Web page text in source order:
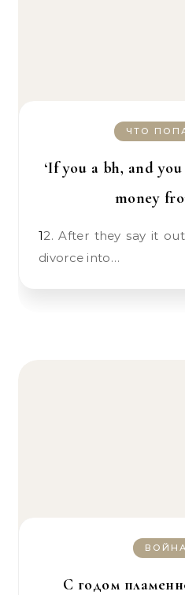
ЧТО
‘If you a bh, and
money
12. After they say it out loud and put the
divorce into…
ВОЙНА
С годом